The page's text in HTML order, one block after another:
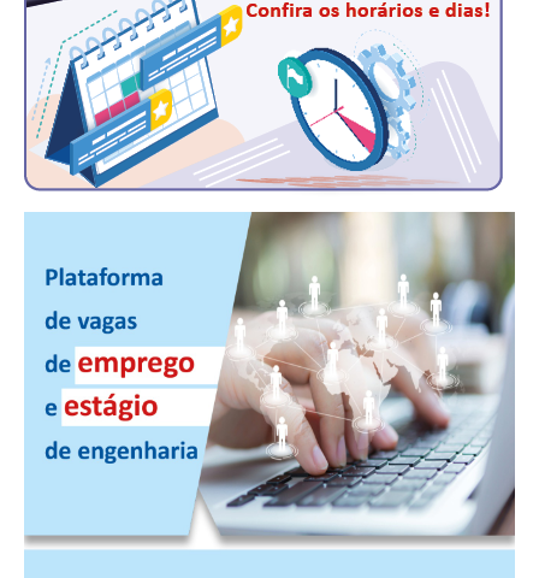
RELEASES
CONTATO
CADASTRO
ASSOCIE-SE
NÚCLEO JOVEM